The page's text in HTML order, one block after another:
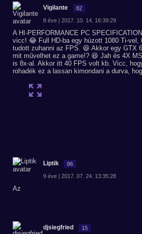
Vigilante 82
8 éve | 2017. 10. 14. 16:39:29
A HI-PERFORMANCE PC
vicc! 😂 Full HD-ba egy húzott 1080 Ti-vel,
tudott zuhanni az FPS. 😆 Akkor egy GTX
mit művelhet ez a game!? 😆 Jah és 4X
is 8x-al. Akkor itt 40 FPS volt kb. Vicc,
rohadék ez a lassan kimondani a durva,
Liptik 86
9 éve | 2017. 07. 24. 13:35:28
Az
djsiegfried 15